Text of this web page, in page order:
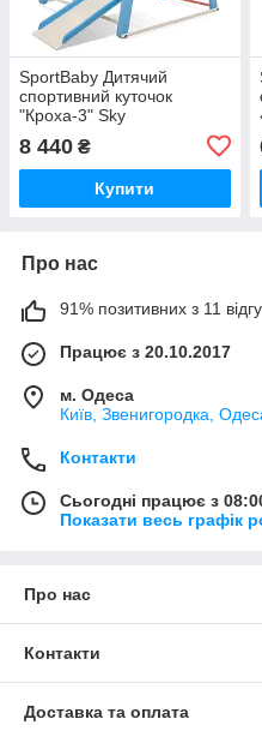
SportBaby Дитячий
спортивний куточок
"Кроха-3" Sky
8 440 ₴
Купити
Про нас
91% позитивних з 11
Працює з 20.10.2017
м. Одеса
Київ, Звенигородка,
Контакти
Сьогодні працює з
Показати весь графік
Про нас
Контакти
Доставка та оплата